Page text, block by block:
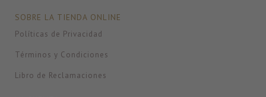
SOBRE LA TIENDA ONLINE
Políticas de Privacidad
Términos y Condiciones
Libro de Reclamaciones